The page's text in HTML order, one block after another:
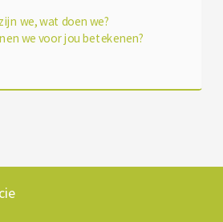
we, wat doen we?
we voor jou betekenen?